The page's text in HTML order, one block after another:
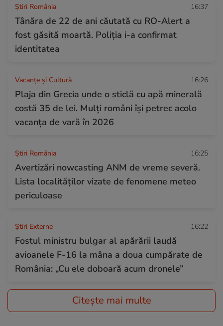
Știri România 16:37
Tânăra de 22 de ani căutată cu RO-Alert a
fost găsită moartă. Poliția i-a confirmat
identitatea
Vacanțe și Cultură 16:26
Plaja din Grecia unde o sticlă cu apă minerală
costă 35 de lei. Mulți români își petrec acolo
vacanța de vară în 2026
Știri România 16:25
Avertizări nowcasting ANM de vreme severă.
Lista localităților vizate de fenomene meteo
periculoase
Știri Externe 16:22
Fostul ministru bulgar al apărării laudă
avioanele F-16 la mâna a doua cumpărate de
România: „Cu ele doboară acum dronele”
Citește mai multe